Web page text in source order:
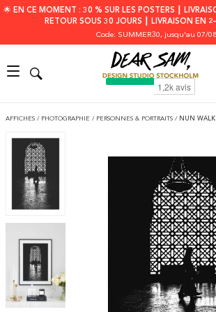
🌟 EN CE MOMENT : 30 % SUR LES POSTERS ┃
RETOUR SOUS 30 JOURS ┃ LIVRAISON EN
Code: SUMMER30, jusqu'au 07/08
AFFICHES / PHOTOGRAPHIE / PERSONNES & PORTRAITS / NUN